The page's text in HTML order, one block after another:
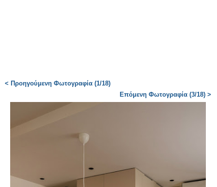
< Προηγούμενη Φωτογραφία (1/18)
Επόμενη Φωτογραφία (3/18) >